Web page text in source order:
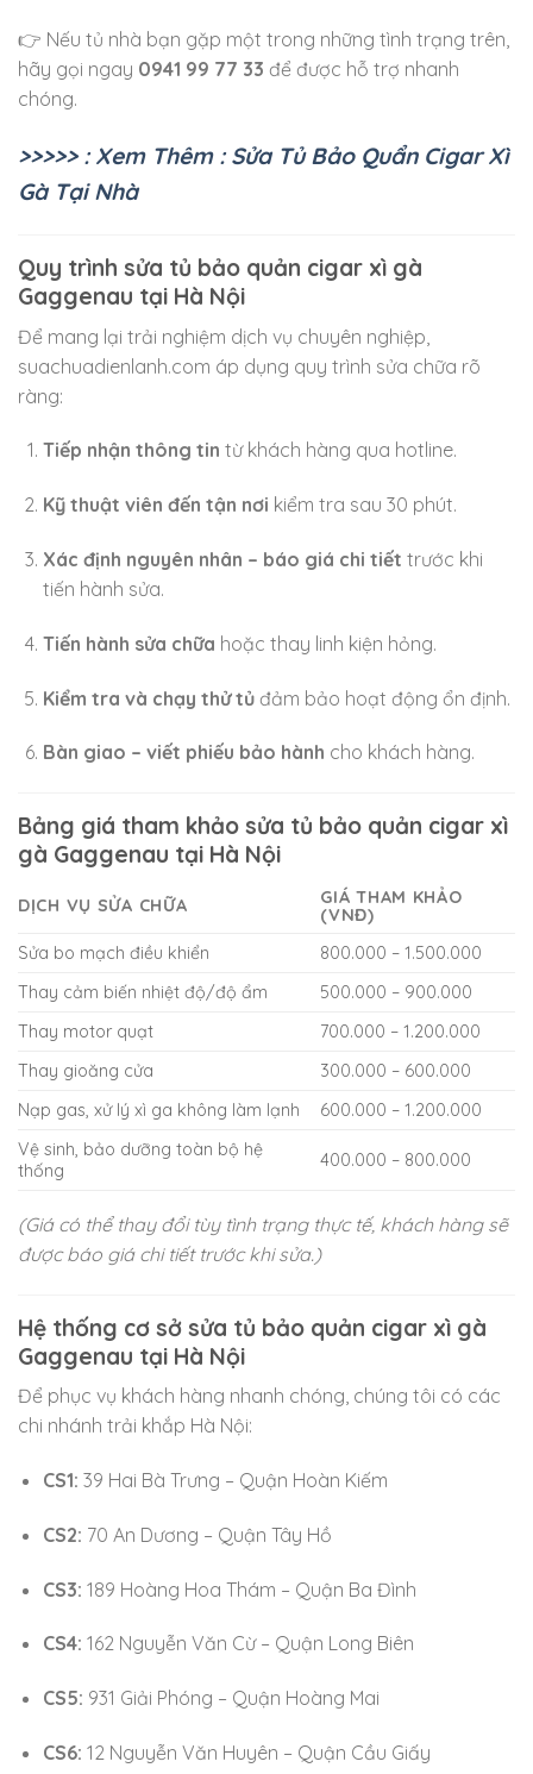
👉 Nếu tủ nhà bạn gặp một trong những tình trạng trên,
hãy gọi ngay 0941 99 77 33 để được hỗ trợ nhanh
chóng.
>>>>> : Xem Thêm : Sửa Tủ Bảo Quẩn Cigar Xì
Gà Tại Nhà
Quy trình sửa tủ bảo quản cigar xì gà
Gaggenau tại Hà Nội
Để mang lại trải nghiệm dịch vụ chuyên nghiệp,
suachuadienlanh.com áp dụng quy trình sửa chữa rõ
ràng:
Tiếp nhận thông tin từ khách hàng qua hotline.
Kỹ thuật viên đến tận nơi kiểm tra sau 30 phút.
Xác định nguyên nhân – báo giá chi tiết trước khi
tiến hành sửa.
Tiến hành sửa chữa hoặc thay linh kiện hỏng.
Kiểm tra và chạy thử tủđảm bảo hoạt động ổn định.
Bàn giao – viết phiếu bảo hành cho khách hàng.
Bảng giá tham khảo sửa tủ bảo quản cigar xì
gà Gaggenau tại Hà Nội
DỊCH VỤ SỬA CHỮA
GIÁ THAM KHẢO
(VNĐ)
Sửa bo mạch điều khiển
800.000 – 1.500.000
Thay cảm biến nhiệt độ/độ ẩm
500.000 – 900.000
Thay motor quạt
700.000 – 1.200.000
Thay gioăng cửa
300.000 – 600.000
Nạp gas, xử lý xì ga không làm lạnh
600.000 – 1.200.000
Vệ sinh, bảo dưỡng toàn bộ hệ
thống
400.000 – 800.000
(Giá có thể thay đổi tùy tình trạng thực tế, khách hàng sẽ
được báo giá chi tiết trước khi sửa.)
Hệ thống cơ sở sửa tủ bảo quản cigar xì gà
Gaggenau tại Hà Nội
Để phục vụ khách hàng nhanh chóng, chúng tôi có các
chi nhánh trải khắp Hà Nội:
CS1: 39 Hai Bà Trưng – Quận Hoàn Kiếm
CS2: 70 An Dương – Quận Tây Hồ
CS3: 189 Hoàng Hoa Thám – Quận Ba Đình
CS4: 162 Nguyễn Văn Cừ – Quận Long Biên
CS5: 931 Giải Phóng – Quận Hoàng Mai
CS6: 12 Nguyễn Văn Huyên – Quận Cầu Giấy